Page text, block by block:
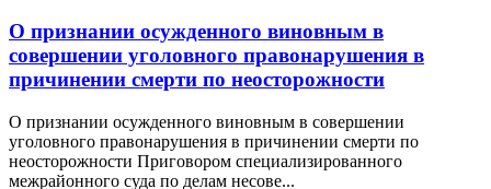
О признании осужденного виновным в
совершении уголовного правонарушения в
причинении смерти по неосторожности
О признании осужденного виновным в совершении
уголовного правонарушения в причинении смерти по
неосторожности Приговором специализированного
межрайонного суда по делам несове...